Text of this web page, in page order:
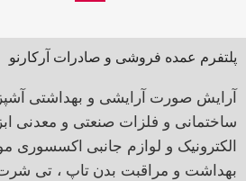
پلتفرم عمده فروشی و صادرات آرکارنو
آرایش صورت آرایشی و بهداشتی
ساختمانی و فلزات صنعتی و معدنی
الکترونیک و لوازم جانبی اکسسوری
بهداشت و مراقبت بدن تاپ ، تی